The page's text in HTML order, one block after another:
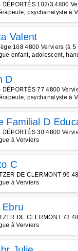
DÉPORTÉS 102/3 4800
psychanalyste à
Valent
168 4800 Verviers (à
enfant, adolescent,
D
DÉPORTÉS 77 4800
psychanalyste à
Familial D
DÉPORTÉS 30 4800
à Verviers
C
DE CLERMONT 96
à Verviers
DE CLERMONT 73
à Verviers